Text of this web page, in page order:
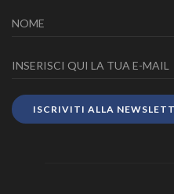
ISCRIVITI ALLA